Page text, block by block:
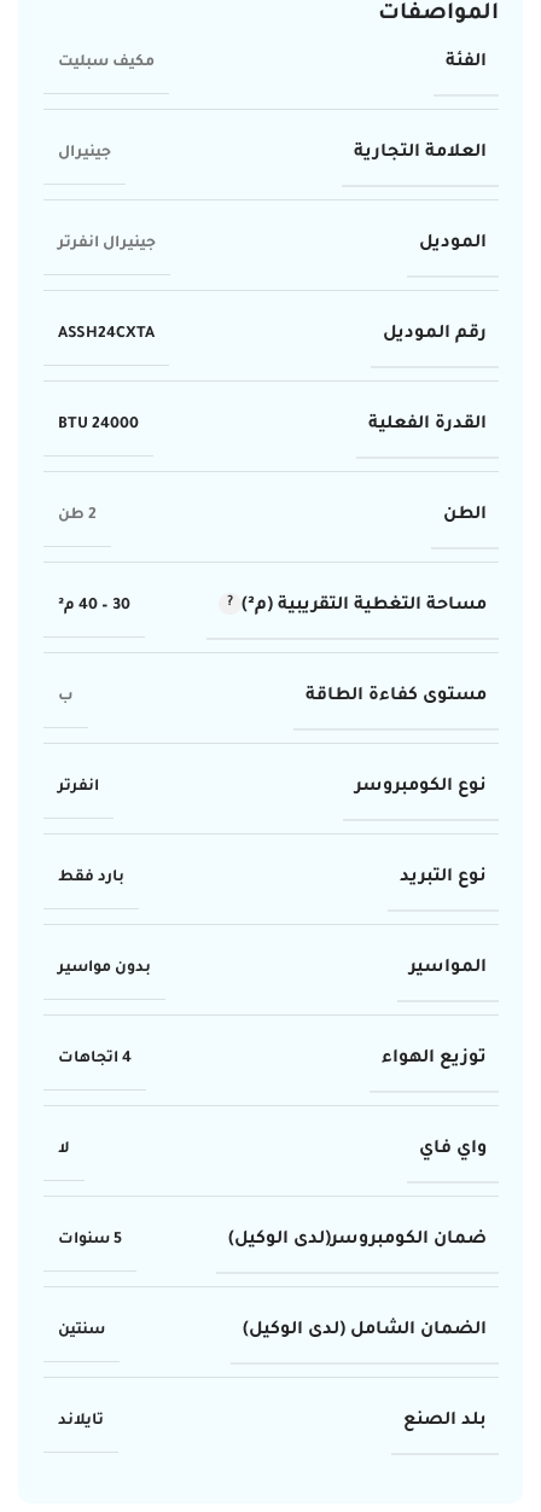
المواصفات
الفئة مكيف سبليت
العلامة التجارية جينيرال
الموديل جينيرال انفرتر
رقم الموديل ASSH24CXTA
القدرة الفعلية 24000 BTU
الطن 2 طن
مساحة التغطية التقريبية (م²) 30 – 40 م²
مستوى كفاءة الطاقة ب
نوع الكومبروسر انفرتر
نوع التبريد بارد فقط
المواسير بدون مواسير
توزيع الهواء 4 اتجاهات
واي فاي لا
ضمان الكومبروسر(لدى الوكيل) 5 سنوات
الضمان الشامل (لدى الوكيل) سنتين
بلد الصنع تايلاند